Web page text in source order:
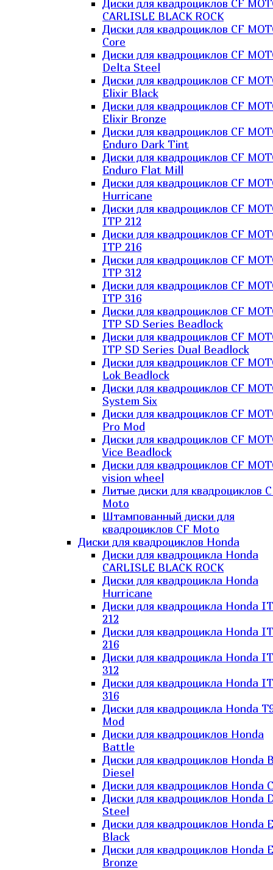
Диски для квадроциклов CF
CARLISLE BLACK ROCK
Диски для квадроциклов CF
Core
Диски для квадроциклов CF
Delta Steel
Диски для квадроциклов CF
Elixir Black
Диски для квадроциклов CF
Elixir Bronze
Диски для квадроциклов CF
Enduro Dark Tint
Диски для квадроциклов CF
Enduro Flat Mill
Диски для квадроциклов CF
Hurricane
Диски для квадроциклов CF
ITP 212
Диски для квадроциклов CF
ITP 216
Диски для квадроциклов CF
ITP 312
Диски для квадроциклов CF
ITP 316
Диски для квадроциклов CF
ITP SD Series Beadlock
Диски для квадроциклов CF
ITP SD Series Dual Beadlock
Диски для квадроциклов CF
Lok Beadlock
Диски для квадроциклов CF
System Six
Диски для квадроциклов CF
Pro Mod
Диски для квадроциклов CF
Vice Beadlock
Диски для квадроциклов CF
vision wheel
Литые диски для квадроциклов
Moto
Штампованный диски для
квадроциклов CF Moto
Диски для квадроциклов Honda
Диски для квадроцикла Honda
CARLISLE BLACK ROCK
Диски для квадроцикла Honda
Hurricane
Диски для квадроцикла Honda
212
Диски для квадроцикла Honda
216
Диски для квадроцикла Honda
312
Диски для квадроцикла Honda
316
Диски для квадроцикла Honda
Mod
Диски для квадроциклов Honda
Battle
Диски для квадроциклов Honda
Diesel
Диски для квадроциклов Honda
Диски для квадроциклов Honda
Steel
Диски для квадроциклов Honda
Black
Диски для квадроциклов Honda
Bronze